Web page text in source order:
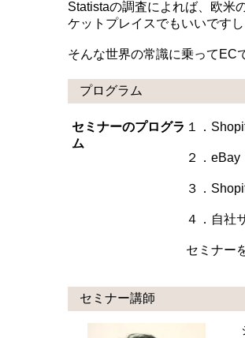
Statistaの調査によれば、欧米
ケットプレイスでもいいです
そんな世界の常識に乗ってEC
プログラム
セミナーのプログラ
ム
１．
２．eBay
３．
４．自社
セミナー
セミナー講師